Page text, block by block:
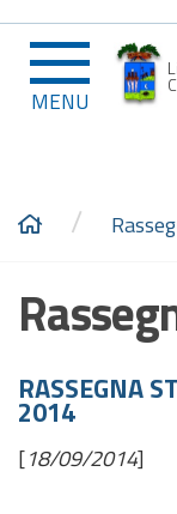
MENU
/
RASSEGNA
2014
[18/09/2014]